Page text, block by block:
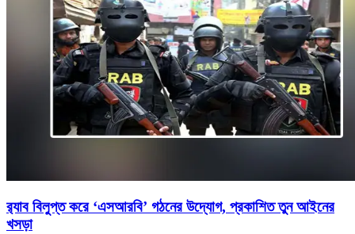
র‍্যাব বিলুপ্ত করে ‘এসআরবি’ গঠনের উদ্যোগ, প্রকাশিত তুন আইনের
খসড়া